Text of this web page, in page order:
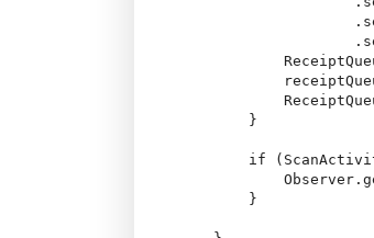
        }
if
        }